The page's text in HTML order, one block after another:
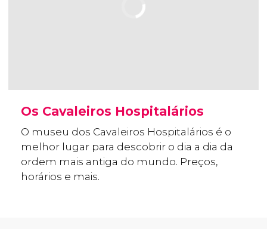
Os Cavaleiros Hospitalários
O museu dos Cavaleiros Hospitalários é o
melhor lugar para descobrir o dia a dia da
ordem mais antiga do mundo. Preços,
horários e mais.